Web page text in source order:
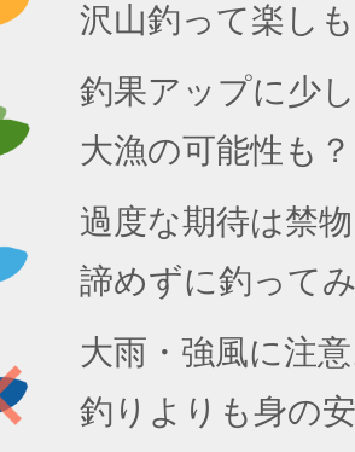
沢山釣って楽し
釣果アップに少
大漁の可能性も？
過度な期待は禁
諦めずに釣って
大雨・強風に注
釣りよりも身の